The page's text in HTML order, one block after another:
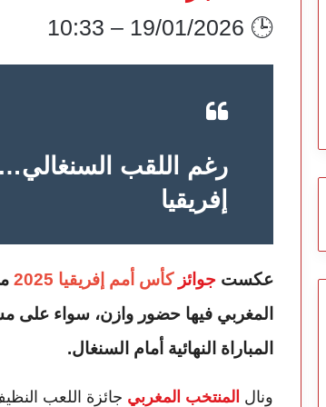
🕒 19/01/2026 – 10:33
رغم اللقب
إفريقيا
عكست جوائزكأس أمم إفريقيا 2025
المغربي فيها حضور وازن، سواء على
المباراة النهائية أمام السنغال.
ونال المنتخب المغربي جائزة اللعب